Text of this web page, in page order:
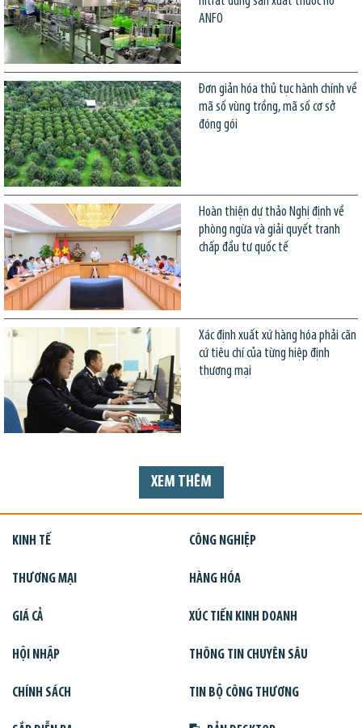
ANFO
Đơn giản hóa thủ tục hành chính về
mã số vùng trồng, mã số cơ sở
đóng gói
Hoàn thiện dự thảo Nghị định về
phòng ngừa và giải quyết tranh
chấp đầu tư quốc tế
Xác định xuất xứ hàng hóa phải căn
cứ tiêu chí của từng hiệp định
thương mại
XEM THÊM
KINH TẾ CÔNG NGHIỆP
THƯƠNG MẠI HÀNG HÓA
GIÁ CẢ XÚC TIẾN KINH DOANH
HỘI NHẬP THÔNG TIN CHUYÊN SÂU
CHÍNH SÁCH TIN BỘ CÔNG THƯƠNG